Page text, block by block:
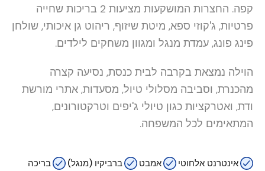
קפה. החצרות המושקעות מציעות 2 בריכות שחייה
פרטיות, ג'קוזי ספא, מיטת שיזוף, ריהוט גן איכותי, שולחן
פינג פונג, עמדת מנגל ומגוון משחקים לילדים.
הוילה נמצאת בקרבה לבית כנסת, נסיעה קצרה
מהכנרת, וסביבה מסלולי טיול, מסעדות, אתרי מורשת
ודת, ואטרקציות כגון טיולי ג'יפים וטרקטורונים,
המתאימים לכל המשפחה.
אינטרנט אלחוטי אמבט ברביקיו (מנגל) בריכה